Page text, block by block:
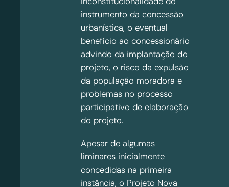
instrumento da concessão
urbanística, o eventual
benefício ao concessionário
advindo da implantação do
projeto, o risco da expulsão
da população moradora e
problemas no processo
participativo de elaboração
do projeto.
Apesar de algumas
liminares inicialmente
concedidas na primeira
instância, o Projeto Nova